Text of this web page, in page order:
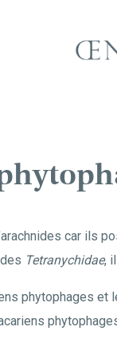
car ils
Tetranychidae,
phytophages